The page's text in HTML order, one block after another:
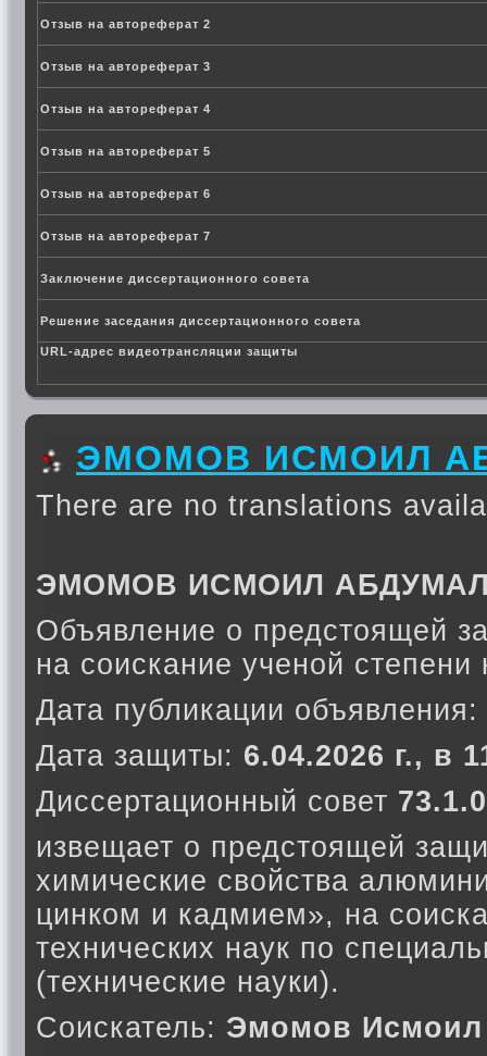
Отзыв на автореферат 2
Отзыв на автореферат 3
Отзыв на автореферат 4
Отзыв на автореферат 5
Отзыв на автореферат 6
Отзыв на автореферат 7
Заключение диссертационного совета
Решение заседания диссертационного совета
URL-адрес видеотрансляции защиты
ЭМОМОВ ИСМОИЛ
There are no translations
ЭМОМОВ ИСМОИЛ
Объявление о предстоящей
на соискание ученой степени
Дата публикации объявления:
Дата защиты: 6.04.2026 г., в
Диссертационный совет
извещает о предстоящей
химические свойства
цинком и кадмием», на
технических наук по
(технические науки).
Соискатель: Эмомов